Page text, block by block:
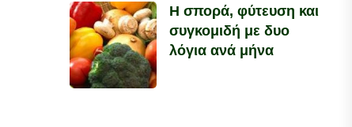
Η σπορά, φύτευση και
συγκομιδή με δυο
λόγια ανά μήνα